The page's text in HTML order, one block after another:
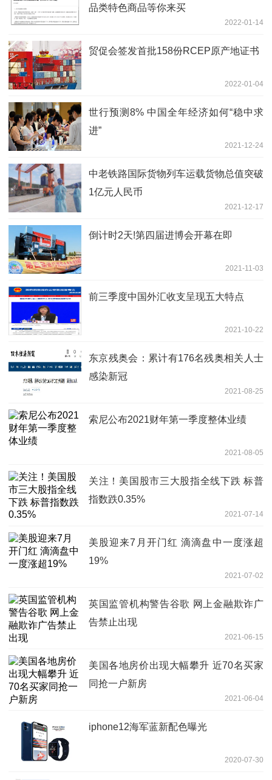
品类特色商品等你来买
2022-01-14
贸促会签发首批158份RCEP原产地证书
2022-01-04
世行预测8% 中国全年经济如何“稳中求
进”
2021-12-24
中老铁路国际货物列车运载货物总值突破
1亿元人民币
2021-12-17
倒计时2天!第四届进博会开幕在即
2021-11-03
前三季度中国外汇收支呈现五大特点
2021-10-22
东京残奥会：累计有176名残奥相关人士
感染新冠
2021-08-25
​索尼公布2021财年第一季度整体业绩
2021-08-05
关注！美国股市三大股指全线下跌 标普
指数跌0.35%
2021-07-14
美股迎来7月开门红 滴滴盘中一度涨超
19%
2021-07-02
英国监管机构警告谷歌 网上金融欺诈广
告禁止出现
2021-06-15
美国各地房价出现大幅攀升 近70名买家
同抢一户新房
2021-06-04
iphone12海军蓝新配色曝光
2020-07-30